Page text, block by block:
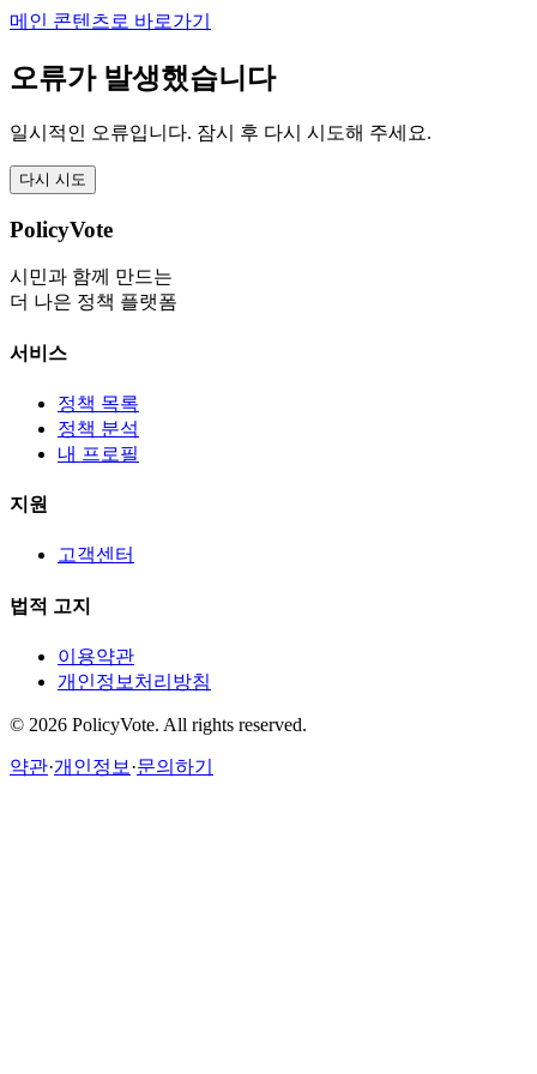
메인 콘텐츠로 바로가기
오류가 발생했습니다
일시적인 오류입니다. 잠시 후 다시 시도해 주세요.
다시 시도
PolicyVote
시민과 함께 만드는
더 나은 정책 플랫폼
서비스
정책 목록
정책 분석
내 프로필
지원
고객센터
법적 고지
이용약관
개인정보처리방침
© 2026 PolicyVote. All rights reserved.
약관·개인정보 ·문의하기